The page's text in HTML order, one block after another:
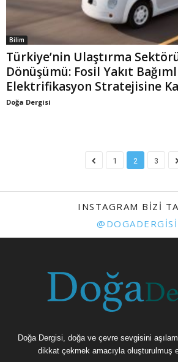
Bilim
Türkiye’nin Ulaştırma
Dönüşümü: Fosil Yakıt
Elektrifikasyon Stratejisine
Doğa Dergisi
1 2 3
INSTAGRAM BIZI
@DOGADERGISI
Doğa Dergisi, doğa ve çevre sevgisini
dikkat çekmek amacıyla oluşturulmuş